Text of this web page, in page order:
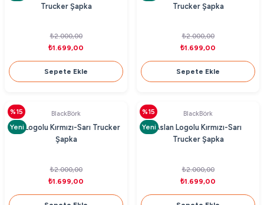
Trucker Şapka
₺2.000,00
₺1.699,00
Sepete Ekle
Trucker Şapka
₺2.000,00
₺1.699,00
Sepete Ekle
%15
Yeni
BlackBörk
Ayı Logolu Kırmızı-Sarı Trucker
Şapka
₺2.000,00
₺1.699,00
%15
Yeni
BlackBörk
Aslan Logolu Kırmızı-Sarı
Trucker Şapka
₺2.000,00
₺1.699,00